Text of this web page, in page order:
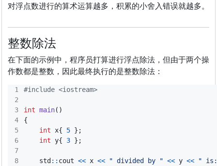
对浮点数进行的算术运算越多，积累的小舍入错误就越多。
整数除法
在下面的示例中，程序员打算进行浮点除法，但由于两个操
作数都是整数，因此最终执行的是整数除法：
3
4
5
6
7
8
#include <iostream>
int main()
{
int
x{ 5 };
int
y{ 3 };
std :: cout << x << " divided by " << y << "